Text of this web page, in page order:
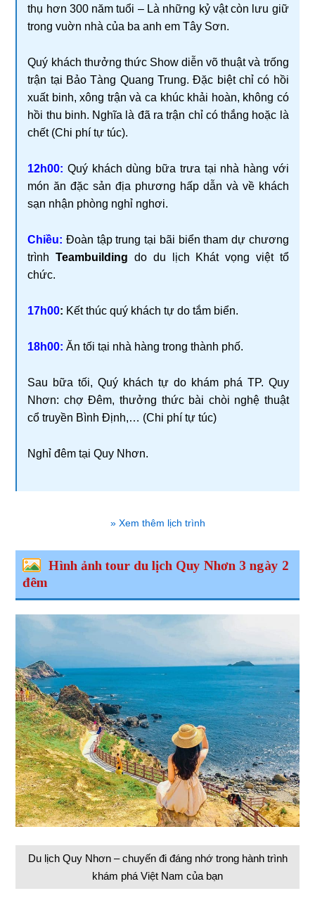
thụ hơn 300 năm tuổi – Là những kỷ vật còn lưu giữ
trong vuờn nhà của ba anh em Tây Sơn.
Quý khách thưởng thức Show diễn võ thuật và trống
trận tại Bảo Tàng Quang Trung. Đặc biệt chỉ có hồi
xuất binh, xông trận và ca khúc khải hoàn, không có
hồi thu binh. Nghĩa là đã ra trận chỉ có thắng hoặc là
chết (Chi phí tự túc).
12h00: Quý khách dùng bữa trưa tại nhà hàng với
món ăn đặc sản địa phương hấp dẫn và về khách
sạn nhận phòng nghỉ nghơi.
Chiều:Đoàn tập trung tại bãi biển tham dự chương
trìnhTeambuilding do du lịch Khát vọng việt tổ
chức.
17h00: Kết thúc quý khách tự do tắm biển.
18h00: Ăn tối tại nhà hàng trong thành phố.
Sau bữa tối, Quý khách tự do khám phá TP. Quy
Nhơn: chợ Đêm, thưởng thức bài chòi nghệ thuật
cổ truyền Bình Định,… (Chi phí tự túc)
Nghỉ đêm tại Quy Nhơn.
» Xem thêm lịch trình
Hình ảnh tour du lịch Quy Nhơn 3 ngày 2
đêm
Du lịch Quy Nhơn – chuyến đi đáng nhớ trong hành trình
khám phá Việt Nam của bạn